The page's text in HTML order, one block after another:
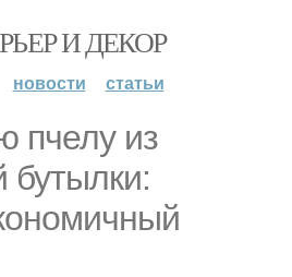
И ДЕКОР
новости статьи
пчелу из
бутылки: